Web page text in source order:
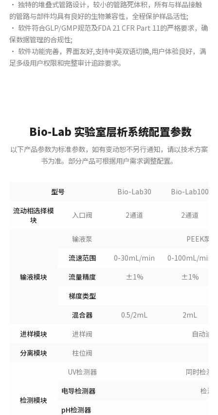
• 独特的堆叠式管路设计，较小的管路死体积，所有与样品接触
的管路与部件均具有良好的生物兼容性，全程保护样品活性;
• 软件符合GLP/GMP规范及FDA 21 CFR Part 11的严格要求，确
保数据管理的合规性;
• 软件功能完善，界面友好,支持中英双语切换,用户体验良好，满
足多级用户权限和完整审计追踪要求。
Bio-Lab 实验室层析系统配置参数
以下产品参数为标准参数，如有变动恕不另行通知，请以技术方案
书为准。部分产品可根据用户需求调整配置。
型号 Bio-Lab30
Bio-Lab100
流动相选择模
块
入口阀 2通道 2通道
输液模块
输液泵
PEEK泵
流速范围
0-30mL/min
0-100mL/min
流量精度
±1%
±1%
梯度类型
混合器
0.5/2mL
2mL
进样模块
进样阀
自动进
分离模块
柱位阀
检测模块
UV检测器
同时检测
电导检测器
检测
pH检测器